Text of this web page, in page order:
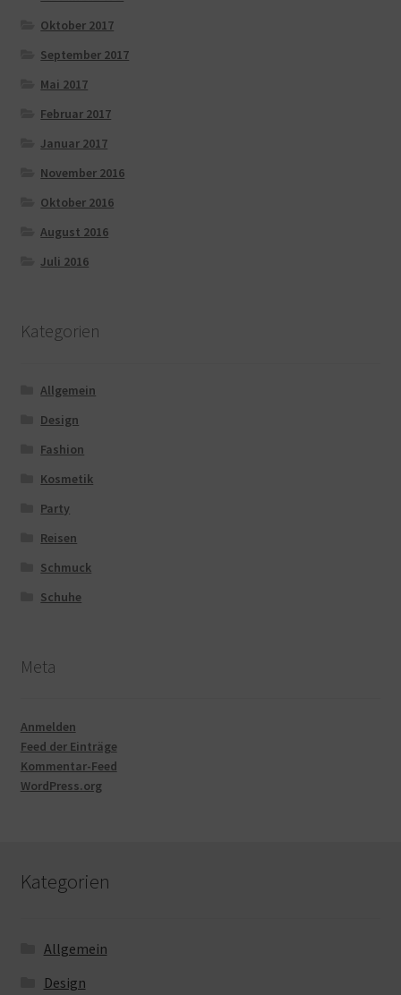
Oktober 2017
September 2017
Mai 2017
Februar 2017
Januar 2017
November 2016
Oktober 2016
August 2016
Juli 2016
Kategorien
Allgemein
Design
Fashion
Kosmetik
Party
Reisen
Schmuck
Schuhe
Meta
Anmelden
Feed der Einträge
Kommentar-Feed
WordPress.org
Kategorien
Allgemein
Design